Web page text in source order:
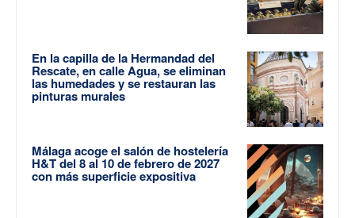
En la capilla de la Hermandad del
Rescate, en calle Agua, se eliminan
las humedades y se restauran las
pinturas murales
Málaga acoge el salón de hostelería
H&T del 8 al 10 de febrero de 2027
con más superficie expositiva